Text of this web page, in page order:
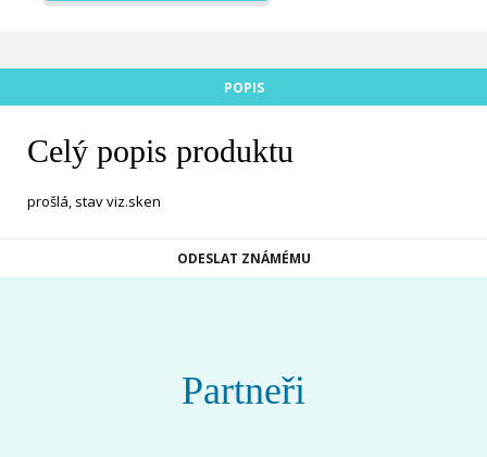
POPIS
Celý popis produktu
prošlá, stav viz.sken
ODESLAT ZNÁMÉMU
Partneři